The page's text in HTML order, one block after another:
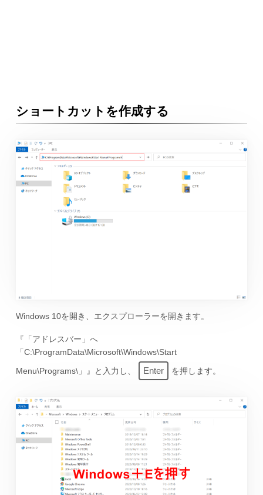
ショートカットを作成する
Windows 10を開き、エクスプローラーを開きます。
『「アドレスバー」へ
「C:\ProgramData\Microsoft\Windows\Start
Menu\Programs\」』と入力し、
Enter を押します。